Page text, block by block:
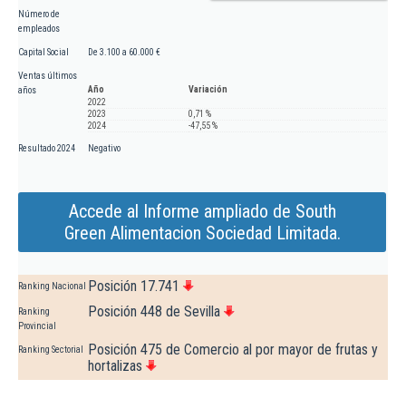
Número de
empleados
Capital Social De 3.100 a 60.000 €
Ventas últimos
años
Año
Variación
2022
2023
0,71 %
2024
-47,55 %
Resultado 2024 Negativo
Accede al Informe ampliado de South
Green Alimentacion Sociedad Limitada.
Ranking Nacional Posición 17.741
Ranking
Provincial
Posición 448 de Sevilla
Ranking Sectorial
Posición 475 de Comercio al por mayor de frutas y
hortalizas